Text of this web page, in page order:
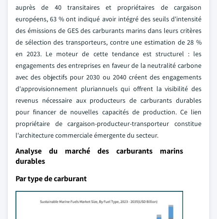
auprès de 40 transitaires et propriétaires de cargaison
européens, 63 % ont indiqué avoir intégré des seuils d'intensité
des émissions de GES des carburants marins dans leurs critères
de sélection des transporteurs, contre une estimation de 28 %
en 2023. Le moteur de cette tendance est structurel : les
engagements des entreprises en faveur de la neutralité carbone
avec des objectifs pour 2030 ou 2040 créent des engagements
d'approvisionnement pluriannuels qui offrent la visibilité des
revenus nécessaire aux producteurs de carburants durables
pour financer de nouvelles capacités de production. Ce lien
propriétaire de cargaison-producteur-transporteur constitue
l'architecture commerciale émergente du secteur.
Analyse du marché des carburants marins
durables
Par type de carburant